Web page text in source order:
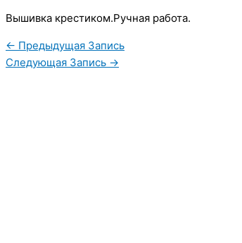
Вышивка крестиком.Ручная работа.
← Предыдущая Запись
Следующая Запись →